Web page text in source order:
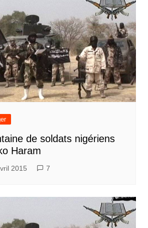
de soldats nigériens
Haram
2015 7